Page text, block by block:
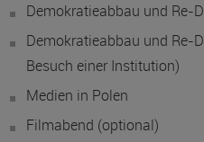
Demokratieabbau und Re-
Demokratieabbau und Re-
Besuch einer Institution)
Medien in Polen
Filmabend (optional)